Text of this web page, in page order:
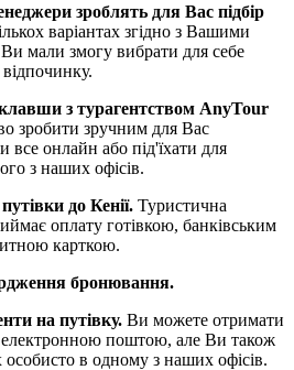
зроблять для Вас підбір
варіантах згідно з Вашими
мали змогу вибрати для себе
з турагентством AnyTour
зробити зручним для Вас
онлайн або під'їхати для
з наших офісів.
до Кенії. Туристична
оплату готівкою, банківським
карткою.
бронювання.
на путівку. Ви можете отримати
поштою, але Ви також
в одному з наших офісів.